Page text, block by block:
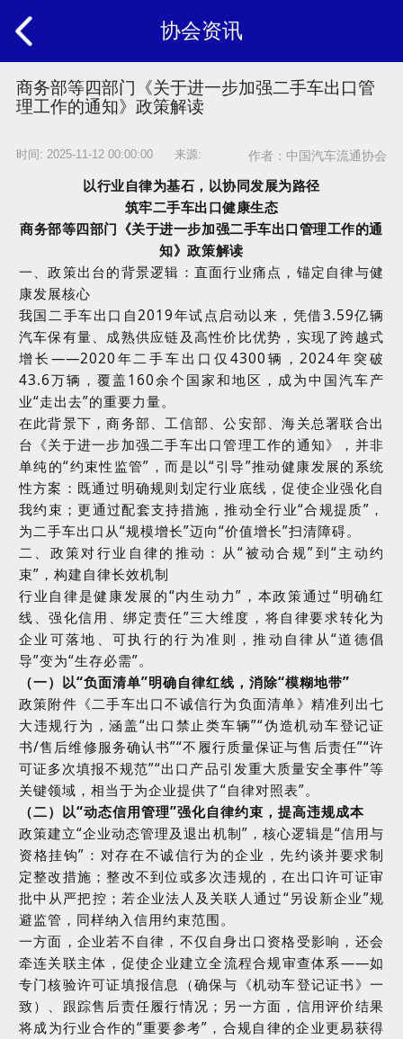
协会资讯
商务部等四部门《关于进一步加强二手车出口管
理工作的通知》政策解读
时间: 2025-11-12 00:00:00 来源: 作者：中国汽车流通协会
以行业自律为基石，以协同发展为路径
筑牢二手车出口健康生态
商务部等四部门《关于进一步加强二手车出口管理工作的通
知》政策解读
一、政策出台的背景逻辑：直面行业痛点，锚定自律与健
康发展核心
我国二手车出口自2019年试点启动以来，凭借3.59亿辆
汽车保有量、成熟供应链及高性价比优势，实现了跨越式
增长——2020年二手车出口仅 4300辆，2024年突破
43.6万辆，覆盖160余个国家和地区，成为中国汽车产
业“走出去”的重要力量。
在此背景下，商务部、工信部、公安部、海关总署联合出
台《关于进一步加强二手车出口管理工作的通知》，并非
单纯的“约束性监管” ，而是以“引导”推动健康发展的系统
性方案：既通过明确规则划定行业底线，促使企业强化自
我约束；更通过配套支持措施，推动全行业“合规提质” ，
为二手车出口从“规模增长”迈向“价值增长”扫清障碍。
二、政策对行业自律的推动：从“被动合规”到“主动约
束” ，构建自律长效机制
行业自律是健康发展的“内生动力” ，本政策通过“明确红
线、强化信用、绑定责任”三大维度，将自律要求转化为
企业可落地、可执行的行为准则，推动自律从“道德倡
导”变为“生存必需”。
（一）以“负面清单”明确自律红线，消除“模糊地带”
政策附件《二手车出口不诚信行为负面清单》精准列出七
大违规行为，涵盖“出口禁止类车辆”“伪造机动车登记证
书/售后维修服务确认书”“不履行质量保证与售后责任”“许
可证多次填报不规范”“出口产品引发重大质量安全事件”等
关键领域，相当于为企业提供了“自律对照表”。
（二）以“动态信用管理”强化自律约束，提高违规成本
政策建立“企业动态管理及退出机制” ，核心逻辑是“信用与
资格挂钩” ：对存在不诚信行为的企业，先约谈并要求制
定整改措施；整改不到位或多次违规的，在出口许可证审
批中从严把控；若企业法人及关联人通过“另设新企业”规
避监管，同样纳入信用约束范围。
一方面，企业若不自律，不仅自身出口资格受影响，还会
牵连关联主体，促使企业建立全流程合规审查体系——如
专门核验许可证填报信息（确保与《机动车登记证书》一
致）、跟踪售后责任履行情况；另一方面，信用评价结果
将成为行业合作的“重要参考” ，合规自律的企业更易获得